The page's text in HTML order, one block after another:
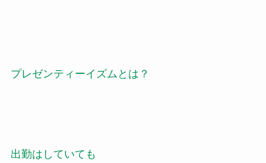
プレゼンティーイズムとは？
出勤はしていても